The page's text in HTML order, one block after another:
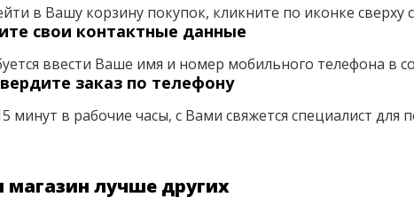
в Вашу корзину покупок, кликните по иконке сверху
свои контактные данные
ввести Ваше имя и номер мобильного телефона в
заказ по телефону
минут в рабочие часы, с Вами свяжется специалист для
лучше других